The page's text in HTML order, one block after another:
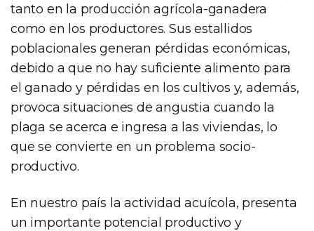
tanto en la producción agrícola-ganadera
como en los productores. Sus estallidos
poblacionales generan pérdidas económicas,
debido a que no hay suficiente alimento para
el ganado y pérdidas en los cultivos y, además,
provoca situaciones de angustia cuando la
plaga se acerca e ingresa a las viviendas, lo
que se convierte en un problema socio-
productivo.
En nuestro país la actividad acuícola, presenta
un importante potencial productivo y